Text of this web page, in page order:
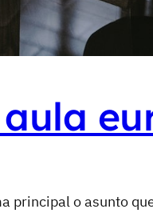
principal o asunto